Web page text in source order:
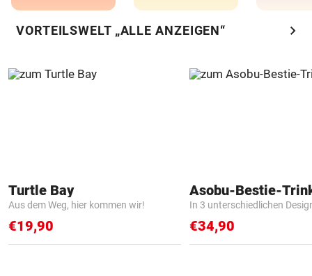
VORTEILSWELT „ALLE ANZEIGEN“ chevron_right
Turtle Bay
Aus dem Weg, hier kommen wir!
€19,90
Asobu-Bestie-
In 3 unterschiedlichen
€34,90